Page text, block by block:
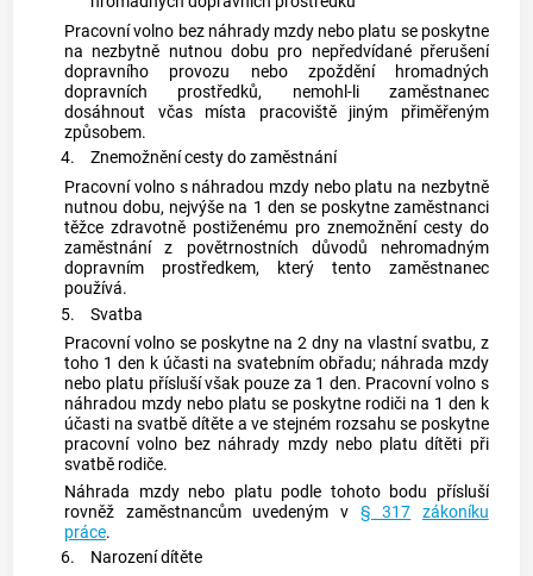
Pracovní volno bez náhrady mzdy nebo platu se poskytne
na nezbytně nutnou dobu pro nepředvídané přerušení
dopravního provozu nebo zpoždění hromadných
dopravních prostředků, nemohl-li zaměstnanec
dosáhnout včas místa pracoviště jiným přiměřeným
způsobem.
4.
Znemožnění cesty do zaměstnání
Pracovní volno s náhradou mzdy nebo platu na nezbytně
nutnou dobu, nejvýše na 1 den se poskytne zaměstnanci
těžce zdravotně postiženému pro znemožnění cesty do
zaměstnání z povětrnostních důvodů nehromadným
dopravním prostředkem, který tento zaměstnanec
používá.
5.
Svatba
Pracovní volno se poskytne na 2 dny na vlastní svatbu, z
toho 1 den k účasti na svatebním obřadu; náhrada mzdy
nebo platu přísluší však pouze za 1 den. Pracovní volno s
náhradou mzdy nebo platu se poskytne rodiči na 1 den k
účasti na svatbě dítěte a ve stejném rozsahu se poskytne
pracovní volno bez náhrady mzdy nebo platu dítěti při
svatbě rodiče.
Náhrada mzdy nebo platu podle tohoto bodu přísluší
rovněž zaměstnancůmuvedeným v § 317 zákoníku
práce.
6.
Narození dítěte